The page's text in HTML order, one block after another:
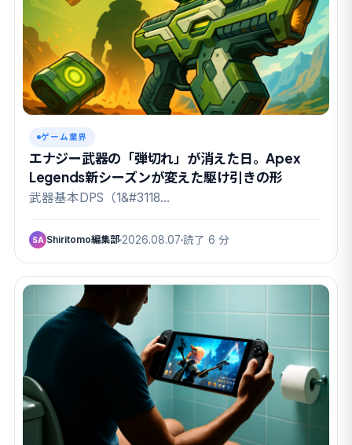
ゲーム業界
エナジー武器の「弾切れ」が消えた日。Apex
Legends新シーズンが変えた駆け引きの形
武器基本DPS（1&#3118…
SA Shiritomo編集部 2026.08.07 読了 6 分